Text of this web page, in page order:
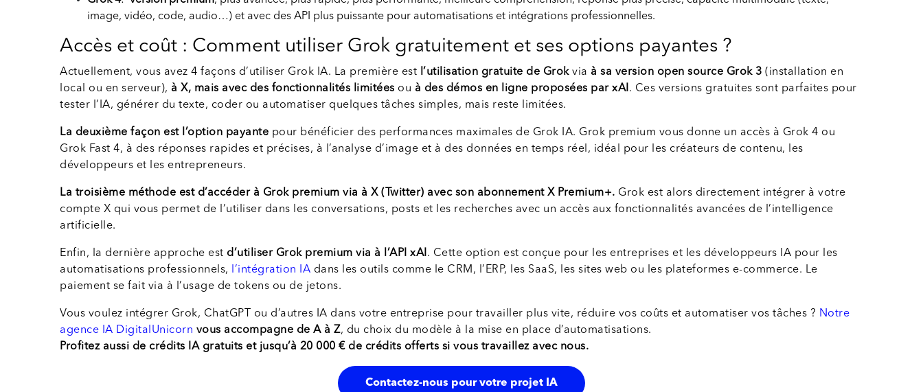
image, vidéo, code, audio…) et avec des API plus puissante pour automatisations et intégrations professionnelles.
Accès et coût : Comment utiliser Grok gratuitement et ses options payantes ?
Actuellement, vous avez 4 façons d’utiliser Grok IA. La première est l’utilisation gratuite de Grokvia à sa version open source Grok 3 (installation en
local ou en serveur), à X, mais avec des fonctionnalités limitées ou à des démos en ligne proposées par xAI . Ces versions gratuites sont parfaites pour
tester l’IA, générer du texte, coder ou automatiser quelques tâches simples, mais reste limitées.
La deuxième façon est l’option payante pour bénéficier des performances maximales de Grok IA. Grok premium vous donne un accès à Grok 4 ou
Grok Fast 4, à des réponses rapides et précises, à l’analyse d’image et à des données en temps réel, idéal pour les créateurs de contenu, les
développeurs et les entrepreneurs.
La troisième méthode est d’accéder à Grok premium via à X (Twitter) avec son abonnement X Premium+. Grok est alors directement intégrer à votre
compte X qui vous permet de l’utiliser dans les conversations, posts et les recherches avec un accès aux fonctionnalités avancées de l’intelligence
artificielle.
Enfin, la dernière approche est d’utiliser Grok premium via à l’API xAI . Cette option est conçue pour les entreprises et les développeurs IA pour les
automatisations professionnels,
l’intégration IA dans les outils comme le CRM, l’ERP, les SaaS, les sites web ou les plateformes e-commerce. Le
paiement se fait via à l’usage de tokens ou de jetons.
Vous voulez intégrer Grok, ChatGPT ou d’autres IA dans votre entreprise pour travailler plus vite, réduire vos coûts et automatiser vos tâches ? Notre
agence IA DigitalUnicorn vous accompagne de A à Z, du choix du modèle à la mise en place d’automatisations.
Profitez aussi de crédits IA gratuits et jusqu’à 20 000 € de crédits offerts si vous travaillez avec nous.
Contactez-nous pour votre projet IA